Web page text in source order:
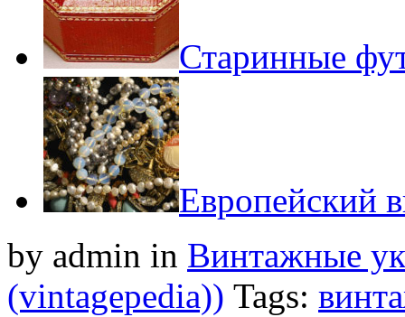
Старинные
Европейский
by admin in Винтажные
(vintagepedia)) Tags: